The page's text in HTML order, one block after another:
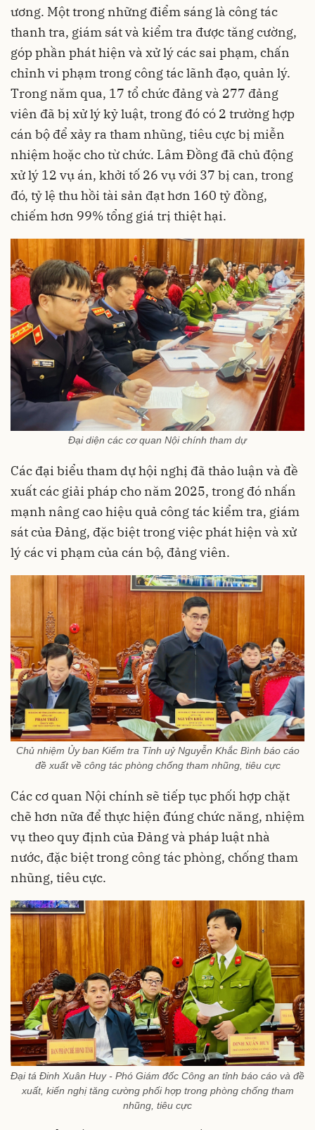
ương. Một trong những điểm sáng là công tác
thanh tra, giám sát và kiểm tra được tăng cường,
góp phần phát hiện và xử lý các sai phạm, chấn
chỉnh vi phạm trong công tác lãnh đạo, quản lý.
Trong năm qua, 17 tổ chức đảng và 277 đảng
viên đã bị xử lý kỷ luật, trong đó có 2 trường hợp
cán bộ để xảy ra tham nhũng, tiêu cực bị miễn
nhiệm hoặc cho từ chức. Lâm Đồng đã chủ động
xử lý 12 vụ án, khởi tố 26 vụ với 37 bị can, trong
đó, tỷ lệ thu hồi tài sản đạt hơn 160 tỷ đồng,
chiếm hơn 99% tổng giá trị thiệt hại.
Đại diện các cơ quan Nội chính tham dự
Các đại biểu tham dự hội nghị đã thảo luận và đề
xuất các giải pháp cho năm 2025, trong đó nhấn
mạnh nâng cao hiệu quả công tác kiểm tra, giám
sát của Đảng, đặc biệt trong việc phát hiện và xử
lý các vi phạm của cán bộ, đảng viên.
Chủ nhiệm Ủy ban Kiểm tra Tỉnh uỷ Nguyễn Khắc Bình báo cáo
đề xuất về công tác phòng chống tham nhũng, tiêu cực
Các cơ quan Nội chính sẽ tiếp tục phối hợp chặt
chẽ hơn nữa để thực hiện đúng chức năng, nhiệm
vụ theo quy định của Đảng và pháp luật nhà
nước, đặc biệt trong công tác phòng, chống tham
nhũng, tiêu cực.
Đại tá Đinh Xuân Huy - Phó Giám đốc Công an tỉnh báo cáo và đề
xuất, kiến nghị tăng cường phối hợp trong phòng chống tham
nhũng, tiêu cực